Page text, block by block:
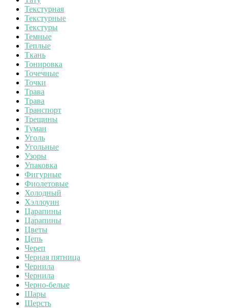
Текстурная
Текстурные
Текстуры
Темные
Теплые
Ткань
Тонировка
Точечные
Точки
Трава
Трава
Транспорт
Трещины
Туман
Уголь
Угольные
Узоры
Упаковка
Фигурные
Фиолетовые
Холодный
Хэллоуин
Царапины
Царапины
Цветы
Цепь
Череп
Черная пятница
Чернила
Чернила
Черно-белые
Шары
Шерсть